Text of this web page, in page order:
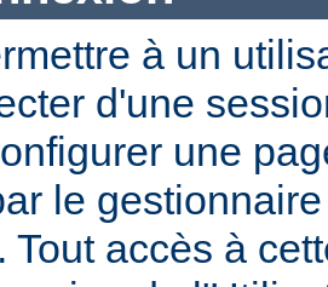
à un
d'une
une
le
Tout accès à